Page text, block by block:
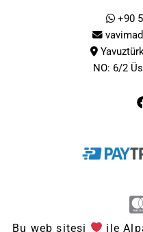
+90
NO: 6/2
Bu web sitesi ile